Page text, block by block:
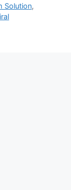
Solution,